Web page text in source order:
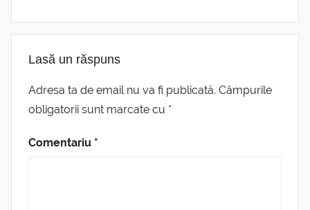
Lasă un răspuns
Adresa ta de email nu va fi publicată. Câmpurile
obligatorii sunt marcate cu *
Comentariu *